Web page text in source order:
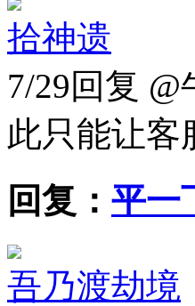
拾神遗
7/29回复
此只能让客
回复： 平一
吾乃渡劫境